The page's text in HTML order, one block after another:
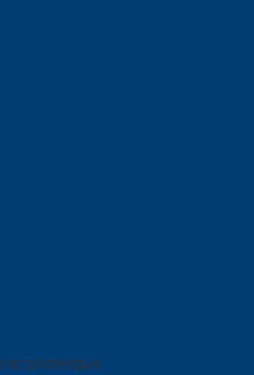
plastique